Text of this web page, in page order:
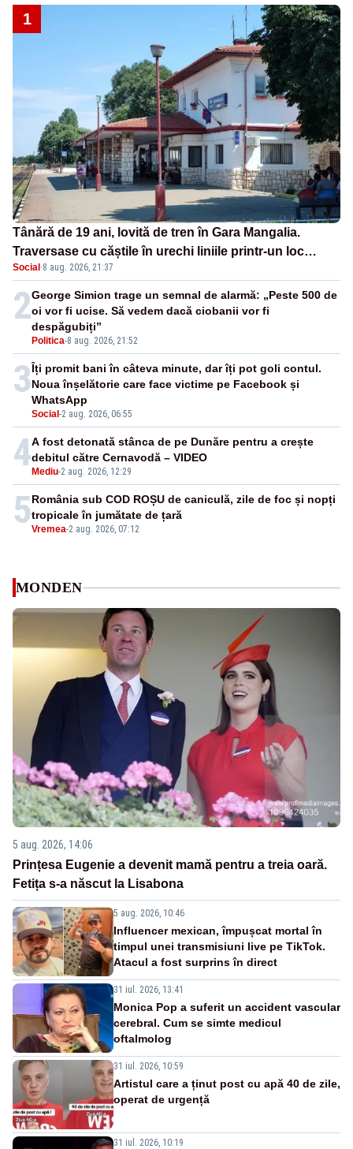
1
Tânără de 19 ani, lovită de tren în Gara Mangalia.
Traversase cu căștile în urechi liniile printr-un loc
nepermis
Social ·8 aug. 2026, 21:37
2
Politica-8 aug. 2026, 21:52
George Simion trage un semnal de alarmă: „Peste 500 de
oi vor fi ucise. Să vedem dacă ciobanii vor fi
despăgubiți”
3
Social -2 aug. 2026, 06:55
Îți promit bani în câteva minute, dar îți pot goli contul.
Noua înșelătorie care face victime pe Facebook și
WhatsApp
4 Mediu-2 aug. 2026, 12:29
A fost detonată stânca de pe Dunăre pentru a crește
debitul către Cernavodă – VIDEO
5Vremea-2 aug. 2026, 07:12
România sub COD ROȘU de caniculă, zile de foc și nopți
tropicale în jumătate de țară
MONDEN
5 aug. 2026, 14:06
Prințesa Eugenie a devenit mamă pentru a treia oară.
Fetița s-a născut la Lisabona
5 aug. 2026, 10:46
Influencer mexican, împușcat mortal în
timpul unei transmisiuni live pe TikTok.
Atacul a fost surprins în direct
31 iul. 2026, 13:41
Monica Pop a suferit un accident vascular
cerebral. Cum se simte medicul
oftalmolog
31 iul. 2026, 10:59
Artistul care a ținut post cu apă 40 de zile,
operat de urgență
31 iul. 2026, 10:19